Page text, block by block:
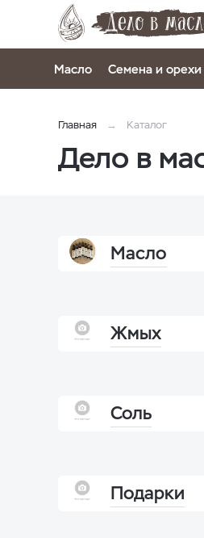
Масло Семена и орехи
Главная Каталог
Дело в
Масло
Жмых
Соль
Подарки